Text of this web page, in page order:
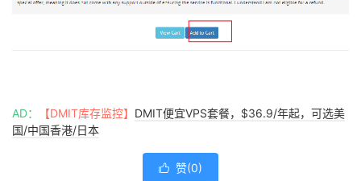
AD： 【DMIT库存监控】 DMIT便宜VPS套餐，$36.9/年起，可选美
国/中国香港/日本
 赞(0)